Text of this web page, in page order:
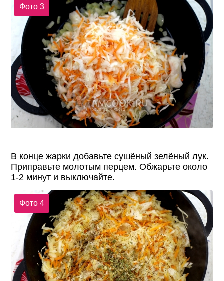
Фото 3
В конце жарки добавьте сушёный зелёный лук.
Приправьте молотым перцем. Обжарьте около
1-2 минут и выключайте.
Фото 4